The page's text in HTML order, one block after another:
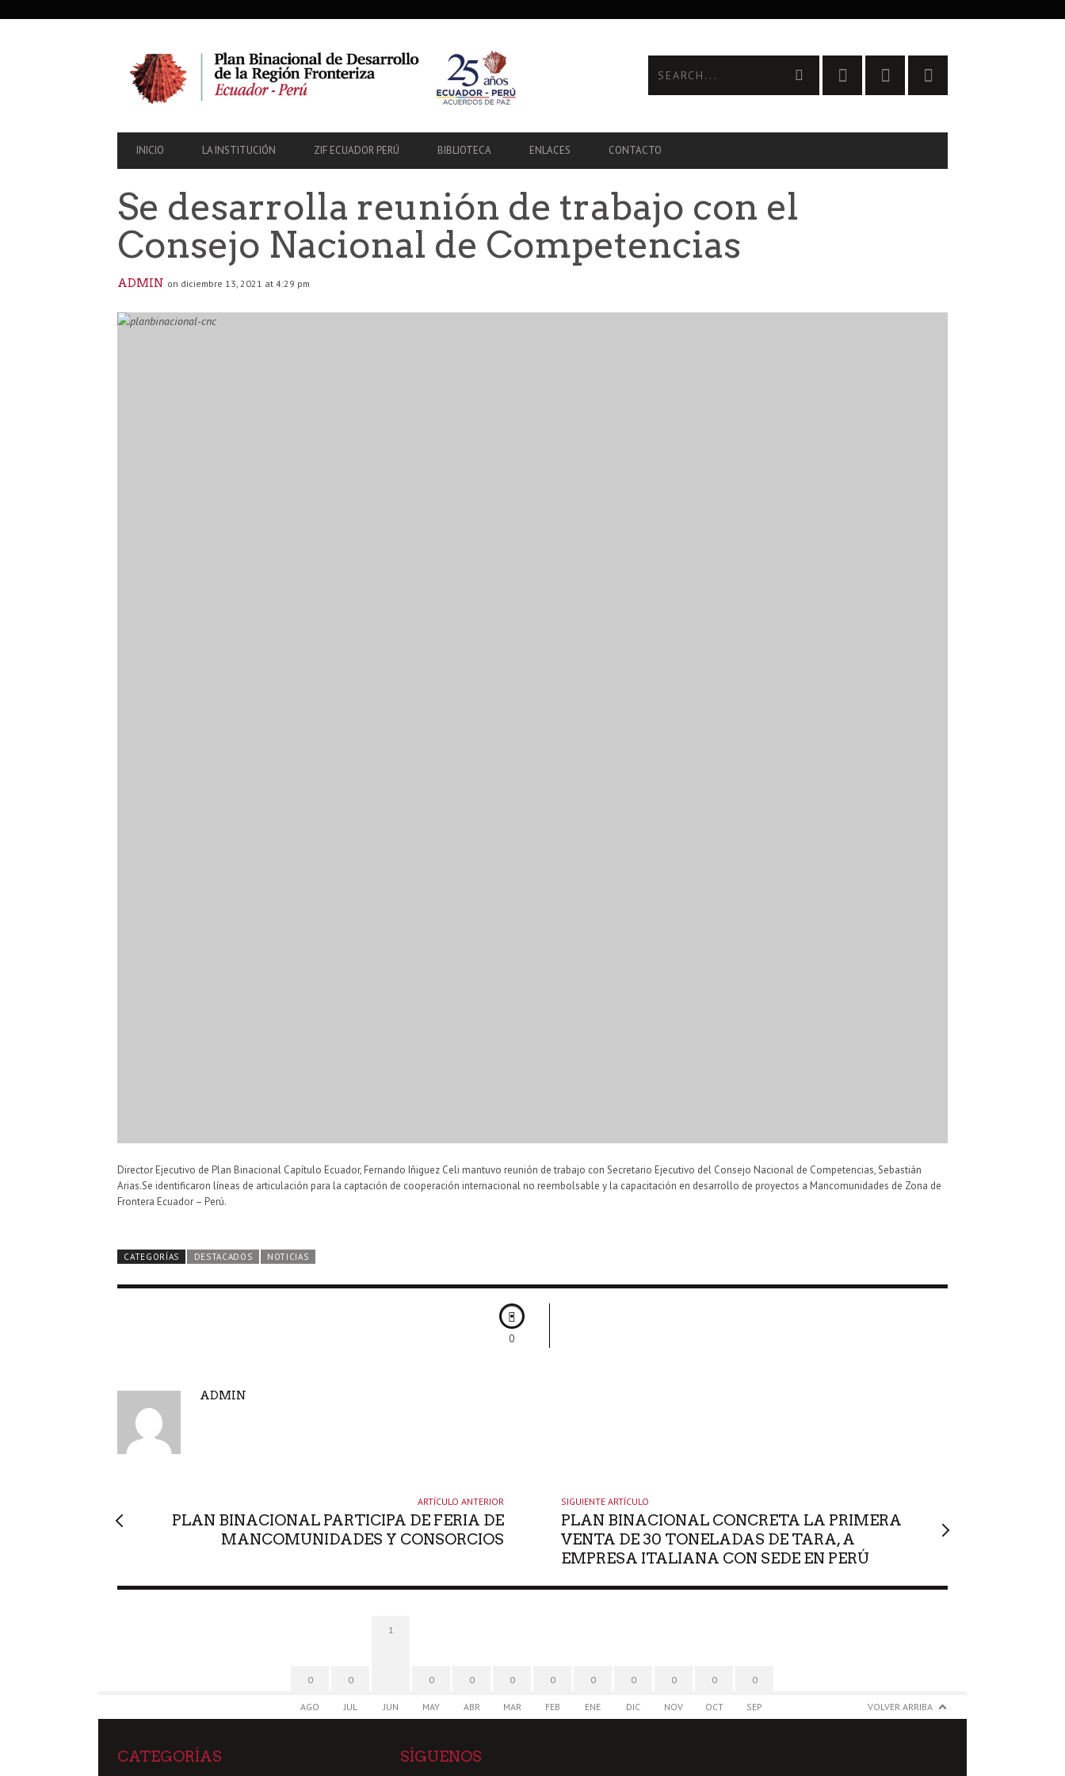
PRIMARY
NAVIGATION
INICIO LA INSTITUCIÓN ZIF ECUADOR PERÚ BIBLIOTECA ENLACES CONTACTO
Se desarrolla reunión de trabajo con el
Consejo Nacional de Competencias
ADMIN on diciembre 13, 2021 at 4:29 pm
Director Ejecutivo de Plan Binacional Capítulo Ecuador, Fernando Iñiguez Celi mantuvo reunión de trabajo con Secretario Ejecutivo del Consejo Nacional de Competencias, Sebastián
Arias.Se identificaron líneas de articulación para la captación de cooperación internacional no reembolsable y la capacitación en desarrollo de proyectos a Mancomunidades de Zona de
Frontera Ecuador – Perú.
CATEGORÍAS DESTACADOS NOTICIAS
0
A
ADMIN
ARTÍCULO ANTERIOR
PLAN BINACIONAL PARTICIPA DE FERIA DE
MANCOMUNIDADES Y CONSORCIOS
SIGUIENTE ARTÍCULO
PLAN BINACIONAL CONCRETA LA PRIMERA
VENTA DE 30 TONELADAS DE TARA, A
EMPRESA ITALIANA CON SEDE EN PERÚ
0
AGO
0
JUL
1
JUN
0
MAY
0
ABR
0
MAR
0
FEB
0
ENE
0
DIC
0
NOV
0
OCT
0
SEP VOLVER ARRIBA
CATEGORÍAS SÍGUENOS